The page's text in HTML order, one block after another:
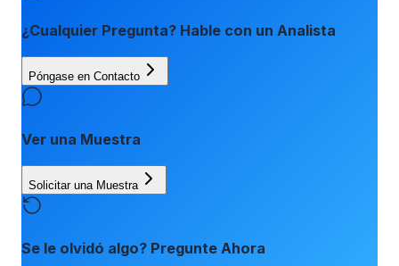
¿Cualquier Pregunta? Hable con un Analista
Póngase en Contacto
Ver una Muestra
Solicitar una Muestra
Se le olvidó algo? Pregunte Ahora